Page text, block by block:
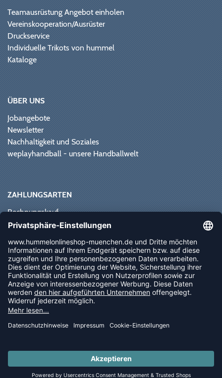
LAST PIECES: Bekleidung - Spare bis zu 65%
Teamausrüstung Angebot einholen
Vereinskooperation/Ausrüster
Druckservice
Individuelle Trikots von hummel
Kataloge
ÜBER UNS
Jobangebote
Newsletter
Nachhaltigkeit und Soziales
weplayhandball - unsere Handballwelt
ZAHLUNGSARTEN
Rechnungskauf
Paypal
Vorkasse
Sofortüberweisung
NEWSLETTER